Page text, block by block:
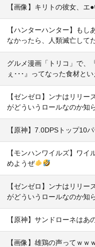
【画像】キリトの彼女、エ
【ハンターハンター】も
なかったら、人類滅亡して
グルメ漫画「トリコ」で、
ぇ･･･』ってなった食材とい
【ゼンゼロ】ンナはリリ
がどういうロールなのか知
【原神】7.0DPSトップ10
【モンハンワイルズ】ワ
めようぜ
【ゼンゼロ】ンナはリリ
がどういうロールなのか知
【原神】サンドローネはあ
【画像】雄鶏の声ってｗｗ